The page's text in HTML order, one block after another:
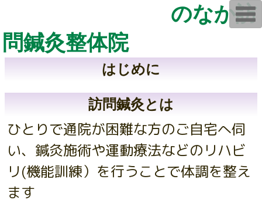
のなか訪
問鍼灸整体院
はじめに
訪問鍼灸とは
ひとりで通院が困難な方のご自宅へ伺
い、鍼灸施術や運動療法などのリハビ
リ(機能訓練）を行うことで体調を整え
ます
T
o
g